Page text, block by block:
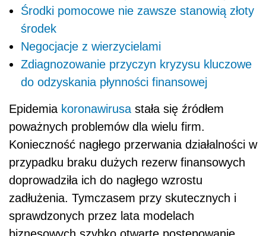
Środki pomocowe nie zawsze stanowią złoty
środek
Negocjacje z wierzycielami
Zdiagnozowanie przyczyn kryzysu kluczowe
do odzyskania płynności finansowej
Epidemia koronawirusa stała się źródłem
poważnych problemów dla wielu firm.
Konieczność nagłego przerwania działalności w
przypadku braku dużych rezerw finansowych
doprowadziła ich do nagłego wzrostu
zadłużenia. Tymczasem przy skutecznych i
sprawdzonych przez lata modelach